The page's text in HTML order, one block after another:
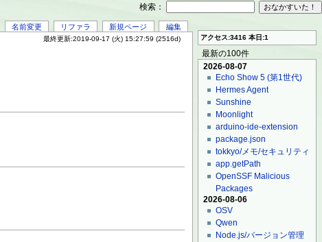
名前変更 リファラ 新規ページ 編集
最終更新:2019-09-17 (火) 15:27:59 (2516d) アクセス:3416 本日:1
最新の100件
2026-08-07
Echo Show 5 (第1世代)
Hermes Agent
Sunshine
Moonlight
arduino-ide-extension
package.json
tokkyo/メモ/セキュリティ
app.getPath
OpenSSF Malicious
Packages
2026-08-06
OSV
Qwen
Node.js/バージョン管理
検索：